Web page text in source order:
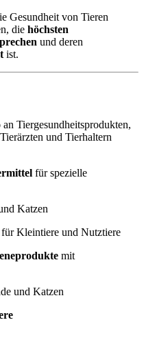
Gesundheit von Tieren
die höchsten
und deren
ist.
Tiergesundheitsprodukten,
und Tierhaltern
für spezielle
Katzen
für Kleintiere und Nutztiere
mit
und Katzen